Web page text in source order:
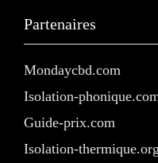
Partenaires
Mondaycbd.com
Isolation-
Guide-prix.com
Isolation-thermique.org